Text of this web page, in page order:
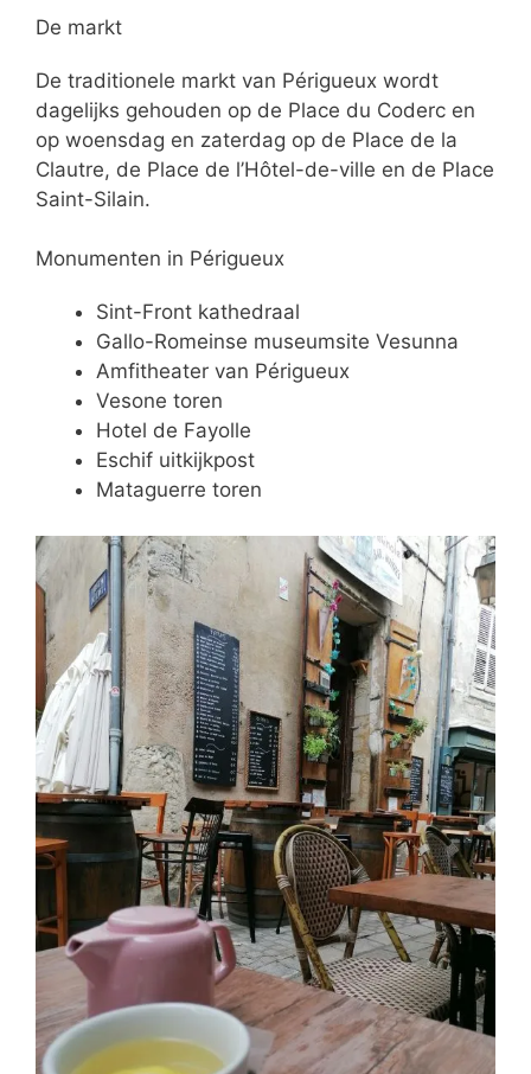
De markt
De traditionele markt van Périgueux wordt
dagelijks gehouden op de Place du Coderc en
op woensdag en zaterdag op de Place de la
Clautre, de Place de l’Hôtel-de-ville en de Place
Saint-Silain.
Monumenten in Périgueux
Sint-Front kathedraal
Gallo-Romeinse museumsite Vesunna
Amfitheater van Périgueux
Vesone toren
Hotel de Fayolle
Eschif uitkijkpost
Mataguerre toren